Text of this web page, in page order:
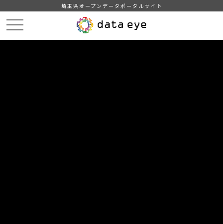
埼玉県オープンデータポータルサイト